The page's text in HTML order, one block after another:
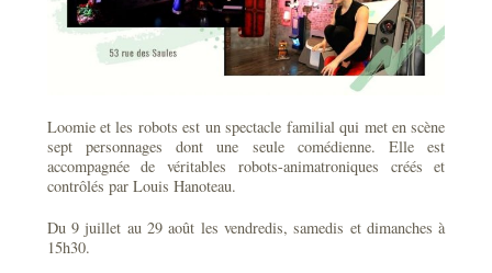
Loomie et les robots est un spectacle familial qui met en scène
sept personnages dont une seule comédienne. Elle est
accompagnée de véritables robots-animatroniques créés et
contrôlés par Louis Hanoteau.
Du 9 juillet au 29 août les vendredis, samedis et dimanches à
15h30.